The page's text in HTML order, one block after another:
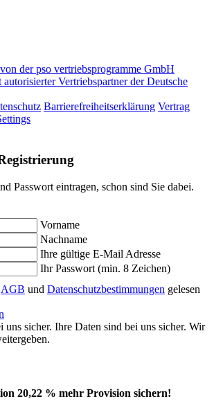
der pso vertriebsprogramme GmbH
Vertriebspartner der Deutsche
Barrierefreiheitserklärung Vertrag
Passwort eintragen, schon sind Sie dabei.
Vorname
Nachname
Ihre gültige E-Mail Adresse
Ihr Passwort (min. 8 Zeichen)
AGB und Datenschutzbestimmungen gelesen
Ihre Daten sind bei uns sicher. Wir
20,22 % mehr Provision sichern!